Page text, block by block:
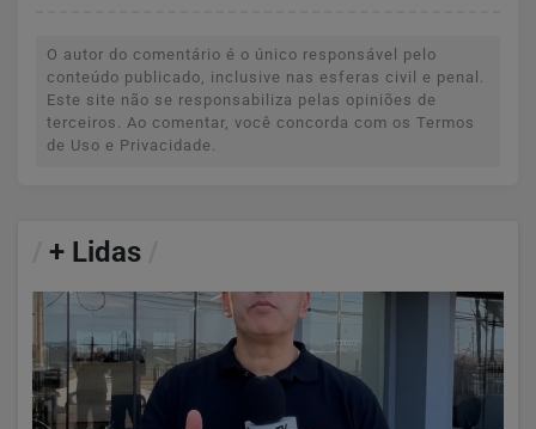
O autor do comentário é o único responsável pelo
conteúdo publicado, inclusive nas esferas civil e penal.
Este site não se responsabiliza pelas opiniões de
terceiros. Ao comentar, você concorda com os Termos
de Uso e Privacidade.
+ Lidas